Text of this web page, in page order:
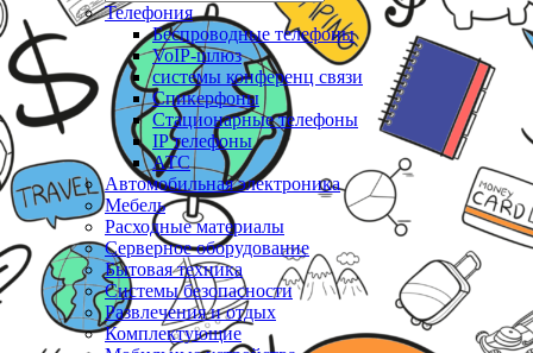
Телефония
Беспроводные телефоны
VoIP-шлюз
системы конференц связи
Спикерфоны
Стационарные телефоны
IP телефоны
АТС
Автомобильная электроника
Мебель
Расходные материалы
Серверное оборудование
Бытовая техника
Системы безопасности
Развлечения и отдых
Комплектующие